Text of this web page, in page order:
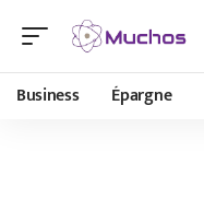
Business Épargne